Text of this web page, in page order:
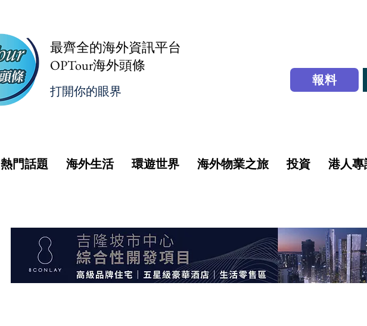
最齊全的海外資訊平台
OPTour海外頭條
打開你的眼界
報料
熱門話題 海外生活 環遊世界 海外物業之旅 投資 港人專